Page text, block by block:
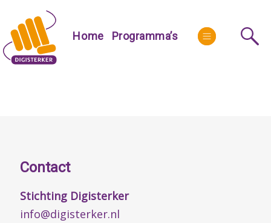
content
Home Programma’s More
Contact
Stichting Digisterker
info@digisterker.nl